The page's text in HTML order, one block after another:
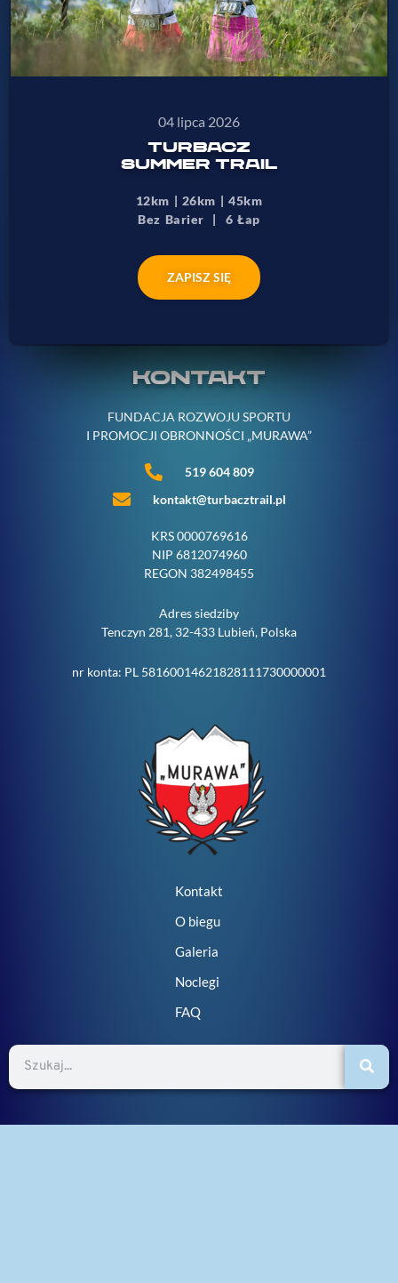
Kontakt
O biegu
Galeria
Noclegi
FAQ
Szukaj
KONTAKT
FUNDACJA ROZWOJU SPORTU
I PROMOCJI OBRONNOŚCI „MURAWA”
519 604 809
kontakt@turbacztrail.pl
KRS 0000769616
NIP 6812074960
REGON 382498455
Adres siedziby
Tenczyn 281, 32-433 Lubień, Polska
nr konta: PL 58160014621828111730000001
04 lipca 2026
TURBACZ
SUMMER TRAIL
12km | 26km | 45km
Bez Barier | 6 Łap
ZAPISZ SIĘ